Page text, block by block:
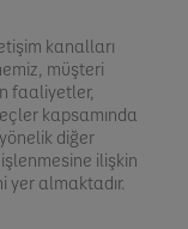
kanalları
müşteri
faaliyetler,
kapsamında
diğer
ilişkin
yer almaktadır.